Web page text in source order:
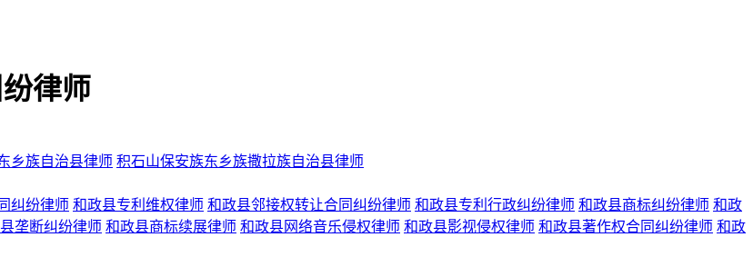
律师
乡族自治县律师 积石山保安族东乡族撒拉族自治县律师
纠纷律师 和政县专利维权律师 和政县邻接权转让合同纠纷律师 和政县专利行政纠纷律师 和政县商标纠纷律师 和政
垄断纠纷律师 和政县商标续展律师 和政县网络音乐侵权律师 和政县影视侵权律师 和政县著作权合同纠纷律师 和政